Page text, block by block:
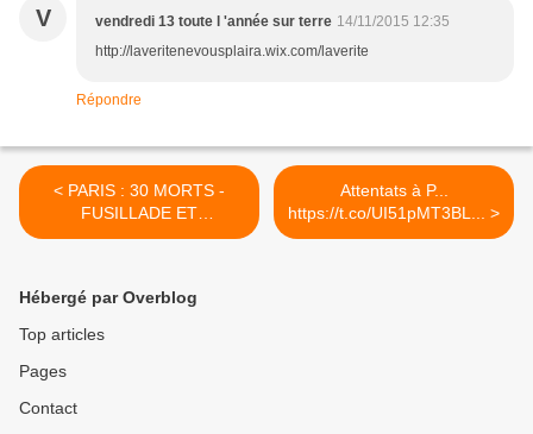
V vendredi 13 toute l 'année sur terre 14/11/2015 12:35
http://laveritenevousplaira.wix.com/laverite
Répondre
< PARIS : 30 MORTS -
FUSILLADE ET
EXPLOSION DANS LE...
Attentats à P...
https://t.co/UI51pMT3BL... >
Hébergé par Overblog
Top articles
Pages
Contact